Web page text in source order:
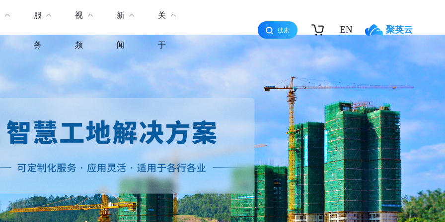
服
务
视
频
新
闻
关
于
搜索 EN 聚英云